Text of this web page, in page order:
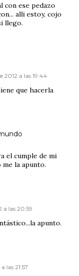
con ese pedazo
alli estoy, cojo
llego.
2012 a las 19:44
que hacerla
el cumple de mi
me la apunto.
a las 20:59
apunto.
las 21:57